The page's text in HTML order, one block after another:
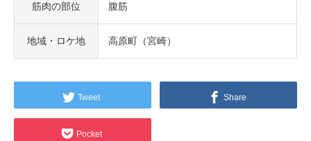
筋肉の部位 腹筋
地域・ロケ地 高原町（宮崎）
Tweet Share
Pocket